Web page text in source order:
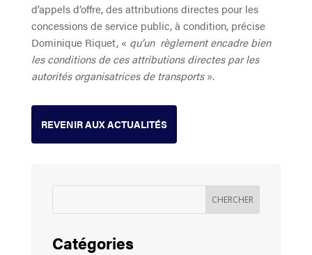
d’appels d’offre, des attributions directes pour les
concessions de service public, à condition, précise
Dominique Riquet, « qu’un règlement encadre bien
les conditions de ces attributions directes par les
autorités organisatrices de transports».
REVENIR AUX ACTUALITÉS
Catégories